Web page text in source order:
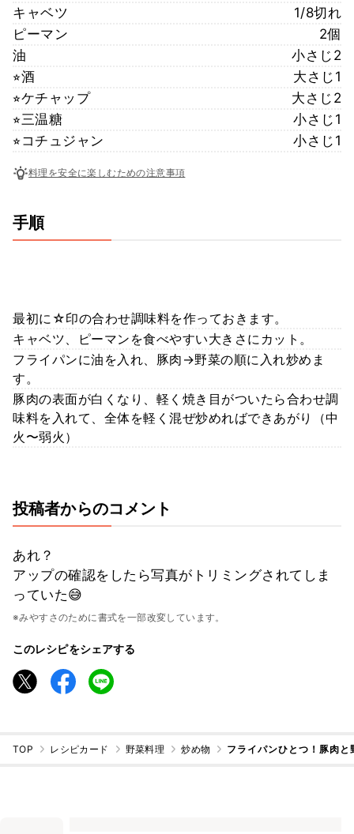
キャベツ
1/8切れ
ピーマン
2個
油
小さじ2
⭐︎酒
大さじ1
⭐︎ケチャップ
大さじ2
⭐︎三温糖
小さじ1
⭐︎コチュジャン
小さじ1
料理を安全に楽しむための注意事項
手順
最初に☆印の合わせ調味料を作っておきます。
キャベツ、ピーマンを食べやすい大きさにカット。
フライパンに油を入れ、豚肉→野菜の順に入れ炒めま
す。
豚肉の表面が白くなり、軽く焼き目がついたら合わせ調
味料を入れて、全体を軽く混ぜ炒めればできあがり（中
火〜弱火）
投稿者からのコメント
あれ？
アップの確認をしたら写真がトリミングされてしま
っていた😅
※みやすさのために書式を一部改変しています。
このレシピをシェアする
TOP レシピカード 野菜料理 炒め物 フライパンひとつ！豚肉